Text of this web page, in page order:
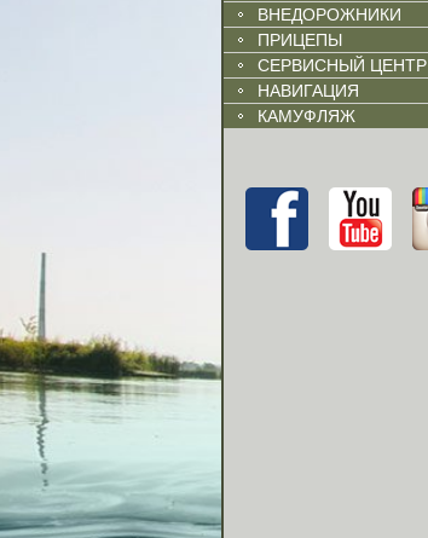
ВНЕДОРОЖНИКИ
ПРИЦЕПЫ
СЕРВИСНЫЙ ЦЕНТР
НАВИГАЦИЯ
КАМУФЛЯЖ